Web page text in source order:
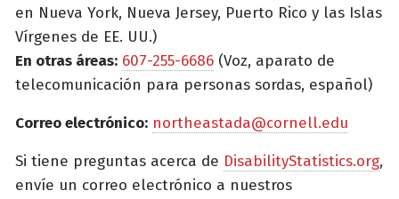
en Nueva York, Nueva Jersey, Puerto Rico y las Islas
Vírgenes de EE. UU.)
En otras áreas: 607-255-6686 (Voz, aparato de
telecomunicación para personas sordas, español)
Correo electrónico: northeastada@cornell.edu
Si tiene preguntas acerca de DisabilityStatistics.org,
envíe un correo electrónico a nuestros